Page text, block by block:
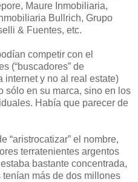
Maure Inmobiliaria,
Bullrich, Grupo
& Fuentes, etc.
competir con el
(“buscadores” de
internet y no al real estate)
sólo en su marca, sino en los
Había que parecer de
“aristrocatizar” el nombre,
terratenientes argentos
bastante concentrada,
más de dos millones